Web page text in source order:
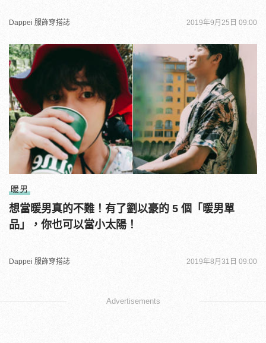
Dappei 服飾穿搭誌 2019年9月25日 09:00
暖男
想當暖男真的不難！有了劉以豪的 5 個「暖男單
品」，你也可以當小太陽！
Dappei 服飾穿搭誌 2019年8月31日 09:00
Advertisements